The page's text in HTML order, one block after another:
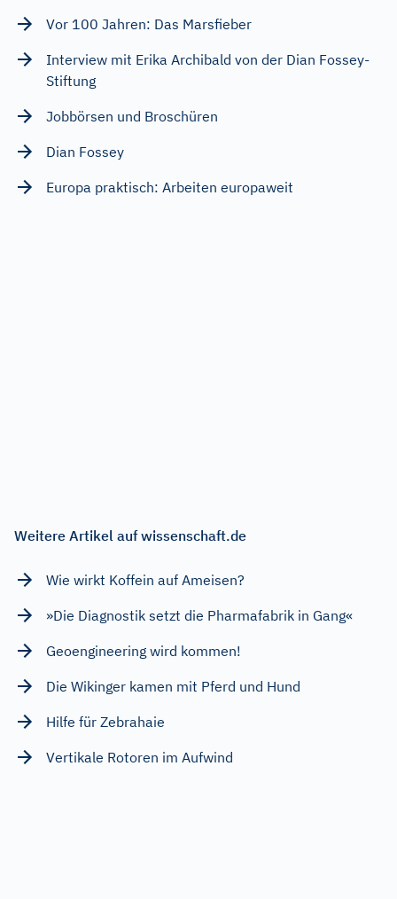
Vor 100 Jahren: Das Marsfieber
Interview mit Erika Archibald von der Dian Fossey-
Stiftung
Jobbörsen und Broschüren
Dian Fossey
Europa praktisch: Arbeiten europaweit
Weitere Artikel auf wissenschaft.de
Wie wirkt Koffein auf Ameisen?
»Die Diagnostik setzt die Pharmafabrik in Gang«
Geoengineering wird kommen!
Die Wikinger kamen mit Pferd und Hund
Hilfe für Zebrahaie
Vertikale Rotoren im Aufwind